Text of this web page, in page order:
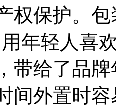
权保护。
用年轻人喜
带给了品
间外置时